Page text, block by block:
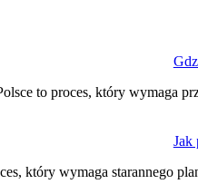
to proces, który wymaga
Jak
który wymaga starannego